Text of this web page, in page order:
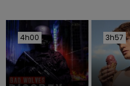
4h00
4h00 3h57
3h57